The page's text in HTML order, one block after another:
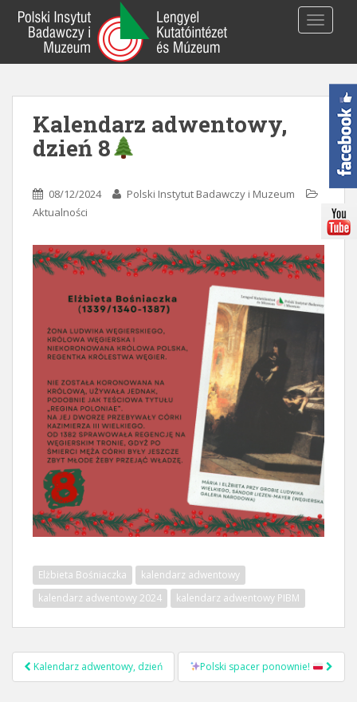
p
Kalendarz adwentowy,
dzień 8
08/12/2024
Polski Instytut Badawczy i Muzeum
Aktualności
Elżbieta Bośniaczka
kalendarz adwentowy
kalendarz adwentowy 2024
kalendarz adwentowy PIBM
Nawigacja postu
Kalendarz adwentowy, dzień Polski spacer ponownie!